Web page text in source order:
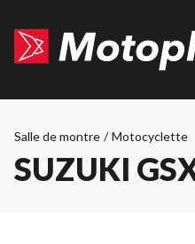
Salle de montre / Motocyclette
SUZUKI